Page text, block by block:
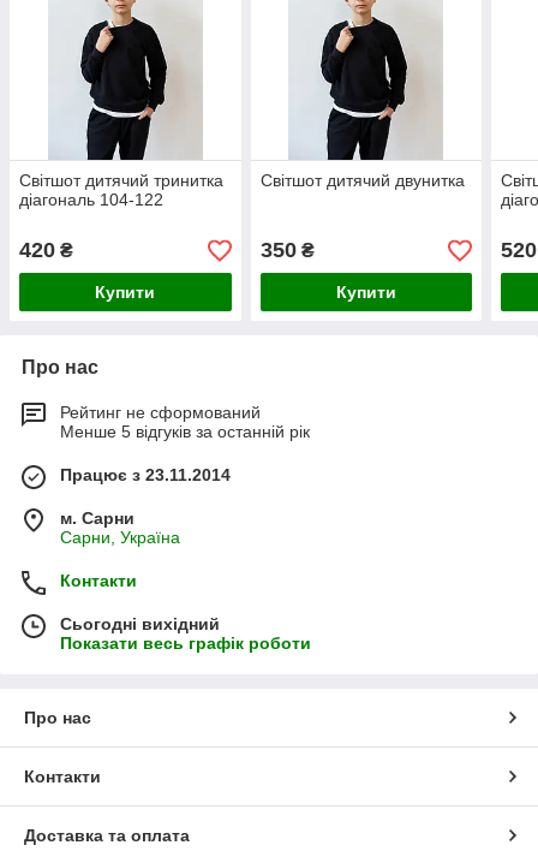
Світшот дитячий тринитка
діагональ 104-122
420 ₴
Купити
Світшот дитячий двунитка
350₴
Купити
520
Про нас
Рейтинг не сформований
Менше 5 відгуків за останній рік
Працює з 23.11.2014
м. Сарни
Сарни, Україна
Контакти
Сьогодні вихідний
Показати весь графік роботи
Про нас
Контакти
Доставка та оплата